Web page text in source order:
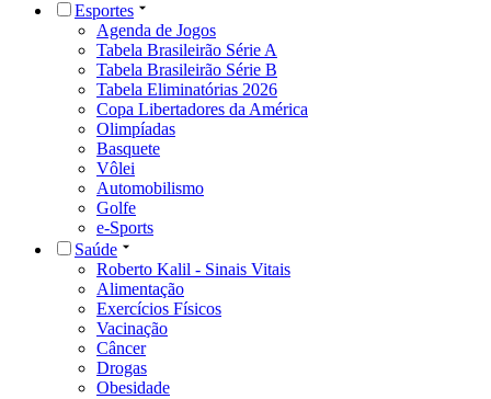
Esportes
Agenda de Jogos
Tabela Brasileirão Série A
Tabela Brasileirão Série B
Tabela Eliminatórias 2026
Copa Libertadores da América
Olimpíadas
Basquete
Vôlei
Automobilismo
Golfe
e-Sports
Saúde
Roberto Kalil - Sinais Vitais
Alimentação
Exercícios Físicos
Vacinação
Câncer
Drogas
Obesidade